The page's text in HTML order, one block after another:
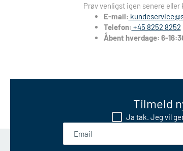
Prøv venligst igen senere
E-mail:
Telefon: +45 8252 8252
Åbent hverdage: 6-
Tilmeld
Ja tak. Jeg vil